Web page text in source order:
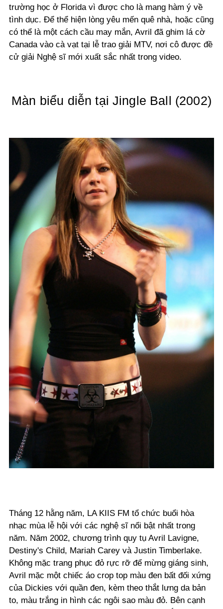
trường học ở Florida vì được cho là mang hàm ý về
tình dục. Để thể hiện lòng yêu mến quê nhà, hoặc cũng
có thể là một cách cầu may mắn, Avril đã ghim lá cờ
Canada vào cà vạt tại lễ trao giải MTV, nơi cô được đề
cử giải Nghệ sĩ mới xuất sắc nhất trong video.
Màn biểu diễn tại Jingle Ball (2002)
Tháng 12 hằng năm, LA KIIS FM tổ chức buổi hòa
nhạc mùa lễ hội với các nghệ sĩ nổi bật nhất trong
năm. Năm 2002, chương trình quy tụ Avril Lavigne,
Destiny's Child, Mariah Carey và Justin Timberlake.
Không mặc trang phục đỏ rực rỡ để mừng giáng sinh,
Avril mặc một chiếc áo crop top màu đen bất đối xứng
của Dickies với quần đen, kèm theo thắt lưng da bản
to, màu trắng in hình các ngôi sao màu đỏ. Bên cạnh